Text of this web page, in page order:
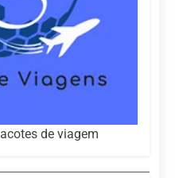
de viagem